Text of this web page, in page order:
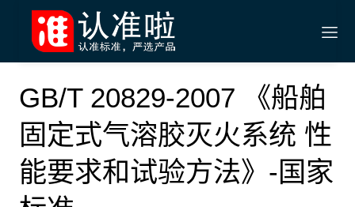
GB/T 20829-2007 《船舶
固定式气溶胶灭火系统 性
能要求和试验方法》-国家